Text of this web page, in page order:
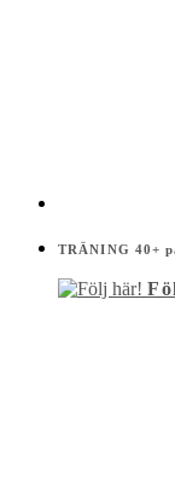
TRÄNING 40+